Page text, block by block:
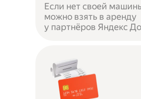
Если нет своей
можно взять в аренду
у партнёров Яндекс